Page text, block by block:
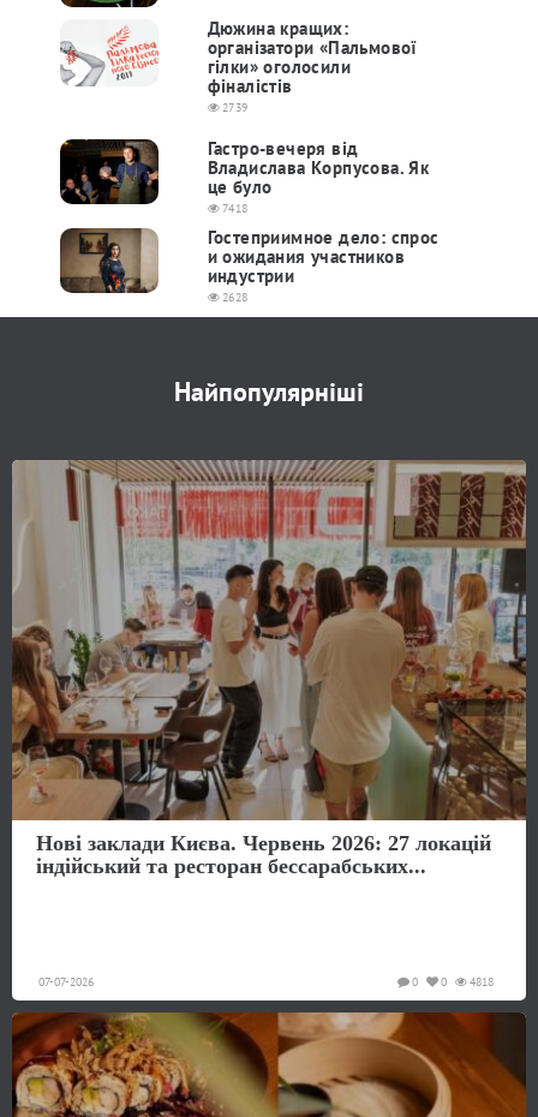
Дюжина кращих:
організатори «Пальмової
гілки» оголосили
фіналістів
2739
Гастро-вечеря від
Владислава Корпусова. Як
це було
7418
Гостеприимное дело: спрос
и ожидания участников
индустрии
2628
Найпопулярніші
Нові заклади Києва. Червень 2026: 27 локацій
індійський та ресторан бессарабських...
07-07-2026 4818
0
0